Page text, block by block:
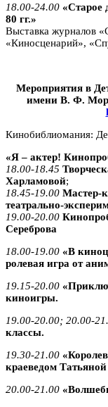
18.00-24.00 «Старое
80 гг.»
Выставка журналов
«Киносценарий»,
Мероприятия в
имени В. Ф.
Кинобиблиомания:
«Я – актер!
18.00-18.45
Харламовой;
18.45-19.00 Мастер-
театрально-
19.00-20.00
Сереброва
18.00-19.00 «В
ролевая игра от
19.15-20.00
киноигры.
19.00-20.00; 20.00-
классы.
19.30-21.00
краеведом
20.00-21.00